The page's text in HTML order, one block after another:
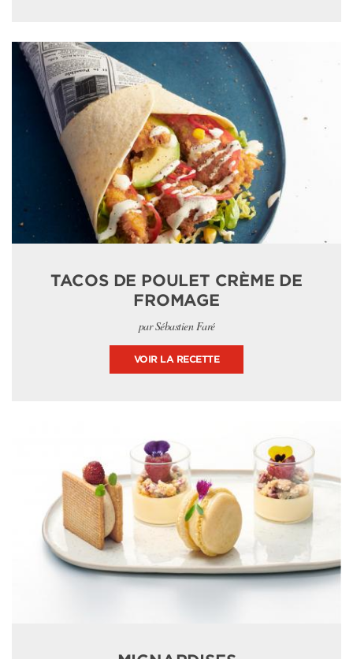
TACOS DE POULET CRÈME DE
FROMAGE
par Sébastien Faré
VOIR LA RECETTE